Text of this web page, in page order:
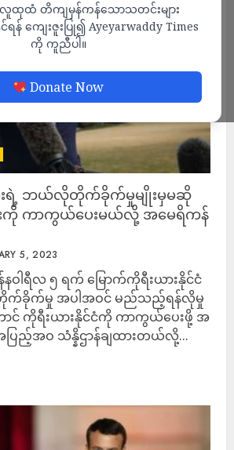
လူထုထံ တိကျမှန်ကန်သောသတင်းများ
ကျေးဇူးပြု၍ Ayeyarwaddy Times
ကို ကူညီပါ။
Donate Now
းရဲ့ ဘယ်လိုတိုက်ခိုက်မှုမျိုးမှမဆို
ကို ကာကွယ်ပေးမယ်လို့ အမေရိကန်
5, 2023
ဝါရီလ ၅ ရက် မြောက်ကိုရီးယားနိုင်ငံ
က်ခိုက်မှု အပါအဝင် မည်သည့်ရန်လိုမှု
ောင် ကိုရီးယားနိုင်ငံကို ကာကွယ်ပေးဖို့ အ
ြည့်အဝ သံန္နိဌာန်ချထားတယ်လို့...